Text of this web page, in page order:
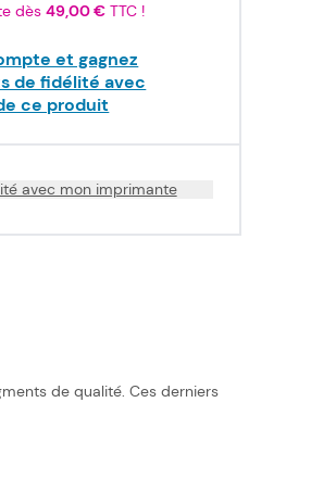
dès 49,00 €TTC !
et gagnez
de fidélité avec
ce produit
avec mon imprimante
de qualité. Ces derniers